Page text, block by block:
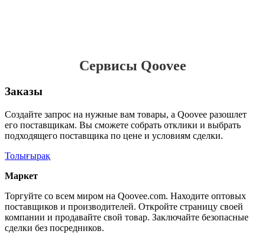
Сервисы Qoovee
Заказы
Создайте запрос на нужные вам товары, а Qoovee разошлет
его поставщикам. Вы сможете собрать отклики и выбрать
подходящего поставщика по цене и условиям сделки.
Толығырақ
Маркет
Торгуйте со всем миром на Qoovee.com. Находите оптовых
поставщиков и производителей. Откройте страницу своей
компании и продавайте свой товар. Заключайте безопасные
сделки без посредников.